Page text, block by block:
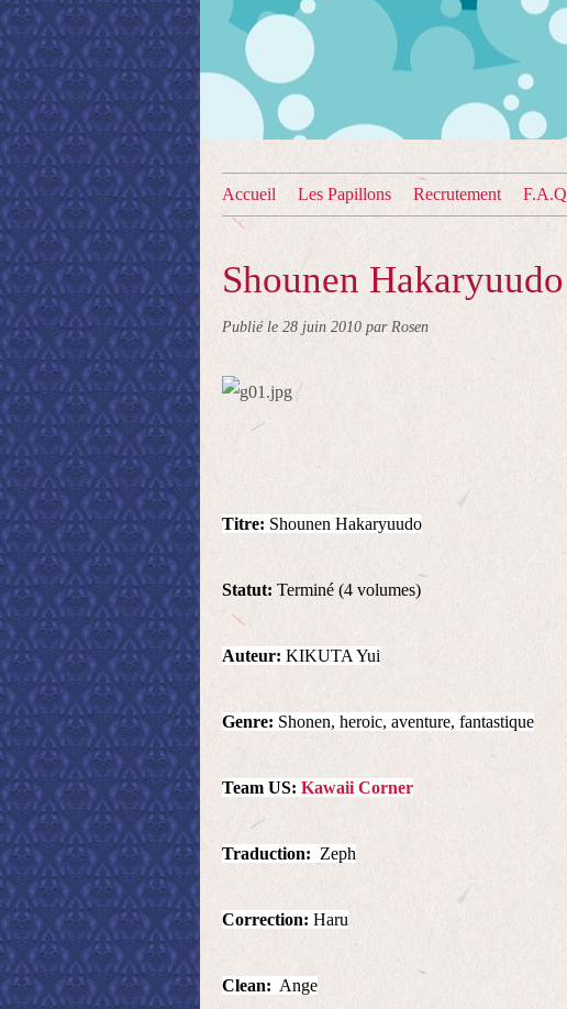
Accueil Les Papillons Recrutement F.A.Q
Shounen Hakaryuudo
Publié le 28 juin 2010 par Rosen
Titre: Shounen Hakaryuudo
Statut: Terminé (4 volumes)
Auteur: KIKUTA Yui
Genre: Shonen, heroic, aventure, fantastique
Team US: Kawaii Corner
Traduction: Zeph
Correction: Haru
Clean: Ange